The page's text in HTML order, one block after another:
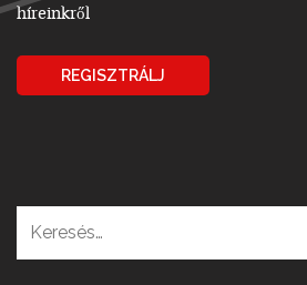
híreinkről
REGISZTRÁLJ